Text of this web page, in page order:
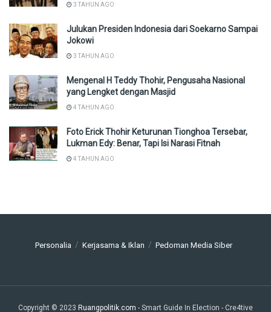
3 TAHUN AGO
Julukan Presiden Indonesia dari Soekarno Sampai
Jokowi
3 TAHUN AGO
Mengenal H Teddy Thohir, Pengusaha Nasional
yang Lengket dengan Masjid
4 TAHUN AGO
Foto Erick Thohir Keturunan Tionghoa Tersebar,
Lukman Edy: Benar, Tapi Isi Narasi Fitnah
4 TAHUN AGO
Personalia Kerjasama & Iklan Pedoman Media Siber
Copyright © 2023 Ruangpolitik.com - Smart Guide In Election - Cre4tive